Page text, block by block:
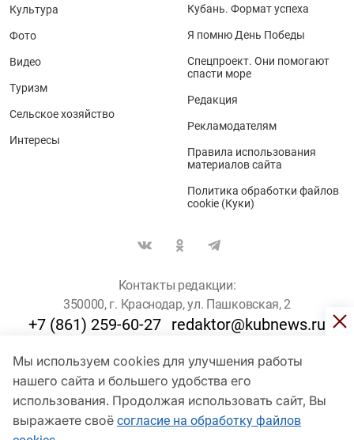
Мы используем cookies для улучшения работы
нашего сайта и большего удобства его
использования. Продолжая использовать сайт, Вы
выражаете своё согласие на обработку файлов
Культура
Фото
Видео
Туризм
Сельское хозяйство
Интересы
Кубань. Формат успеха
Я помню День Победы
Спецпроект. Они помогают
спасти море
Редакция
Рекламодателям
Правила использования
материалов сайта
Политика обработки файлов
cookie (Куки)
Контакты редакции:
350000, г. Краснодар, ул. Пашковская, 2
+7 (861) 259-60-27 redaktor@kubnews.ru
Для пользователей старше 16 лет
© Кубанские Новости, 2017
Сетевое издание «kubnews» зарегистрировано Федеральной
службой по надзору в сфере связи, информационных технологий